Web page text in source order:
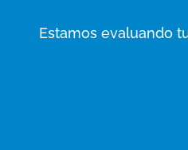
Estamos evaluando